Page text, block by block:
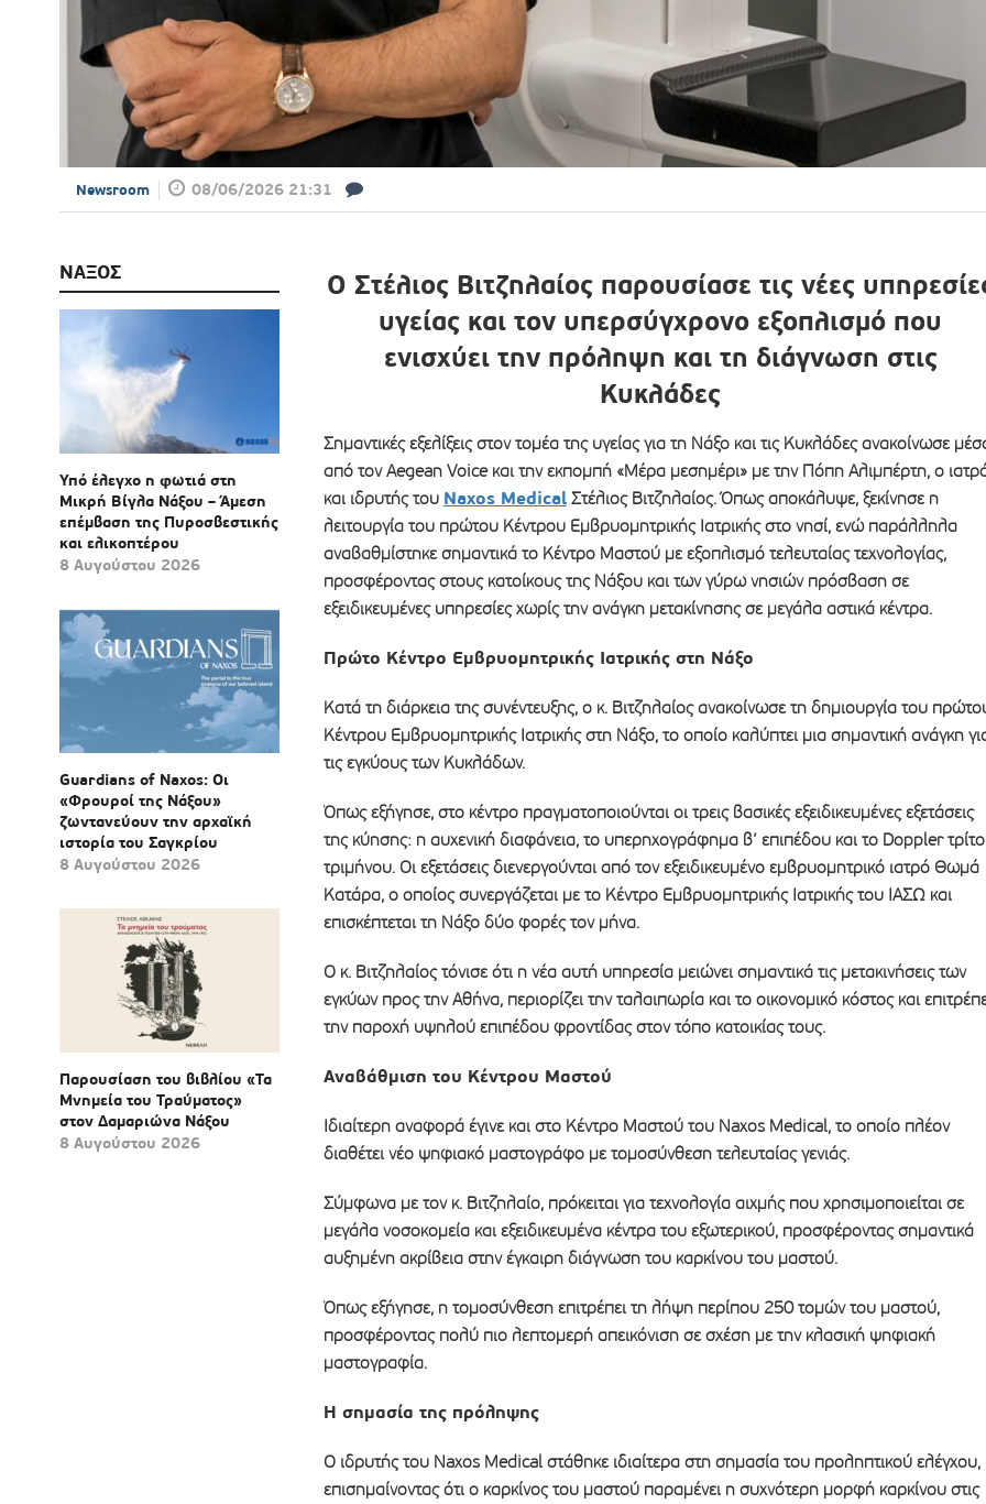
Newsroom 08/06/2026 21:31
ΝΑΞΟΣ
Υπό έλεγχο η φωτιά στη
Μικρή Βίγλα Νάξου – Άμεση
επέμβαση της Πυροσβεστικής
και ελικοπτέρου
8 Αυγούστου 2026
Guardians of Naxos: Οι
«Φρουροί της Νάξου»
ζωντανεύουν την αρχαϊκή
ιστορία του Σαγκρίου
8 Αυγούστου 2026
Παρουσίαση του βιβλίου «Τα
Μνημεία του Τραύματος»
στον Δαμαριώνα Νάξου
8 Αυγούστου 2026
Ο Στέλιος Βιτζηλαίος παρουσίασε τις νέες
υγείας και τον υπερσύγχρονο εξοπλισμό που
ενισχύει την πρόληψη και τη διάγνωση στις
Κυκλάδες
Σημαντικές εξελίξεις στον τομέα της υγείας για τη Νάξο και τις Κυκλάδες ανακοίνωσε
από τον Aegean Voice και την εκπομπή «Μέρα μεσημέρι» με την Πόπη Αλιμπέρτη, ο
και ιδρυτής του Naxos MedicalΣτέλιος Βιτζηλαίος. Όπως αποκάλυψε, ξεκίνησε η
λειτουργία του πρώτου Κέντρου Εμβρυομητρικής Ιατρικής στο νησί, ενώ παράλληλα
αναβαθμίστηκε σημαντικά το Κέντρο Μαστού με εξοπλισμό τελευταίας τεχνολογίας,
προσφέροντας στους κατοίκους της Νάξου και των γύρω νησιών πρόσβαση σε
εξειδικευμένες υπηρεσίες χωρίς την ανάγκη μετακίνησης σε μεγάλα αστικά κέντρα.
Πρώτο Κέντρο Εμβρυομητρικής Ιατρικής στη Νάξο
Κατά τη διάρκεια της συνέντευξης, ο κ. Βιτζηλαίος ανακοίνωσε τη δημιουργία του
Κέντρου Εμβρυομητρικής Ιατρικής στη Νάξο, το οποίο καλύπτει μια σημαντική ανάγκη
τις εγκύους των Κυκλάδων.
Όπως εξήγησε, στο κέντρο πραγματοποιούνται οι τρεις βασικές εξειδικευμένες εξετάσεις
της κύησης: η αυχενική διαφάνεια, το υπερηχογράφημα β’ επιπέδου και το Doppler
τριμήνου. Οι εξετάσεις διενεργούνται από τον εξειδικευμένο εμβρυομητρικό ιατρό Θωμά
Κατάρα, ο οποίος συνεργάζεται με το Κέντρο Εμβρυομητρικής Ιατρικής του ΙΑΣΩ και
επισκέπτεται τη Νάξο δύο φορές τον μήνα.
Ο κ. Βιτζηλαίος τόνισε ότι η νέα αυτή υπηρεσία μειώνει σημαντικά τις μετακινήσεις των
εγκύων προς την Αθήνα, περιορίζει την ταλαιπωρία και το οικονομικό κόστος και
την παροχή υψηλού επιπέδου φροντίδας στον τόπο κατοικίας τους.
Αναβάθμιση του Κέντρου Μαστού
Ιδιαίτερη αναφορά έγινε και στο Κέντρο Μαστού του Naxos Medical, το οποίο πλέον
διαθέτει νέο ψηφιακό μαστογράφο με τομοσύνθεση τελευταίας γενιάς.
Σύμφωνα με τον κ. Βιτζηλαίο, πρόκειται για τεχνολογία αιχμής που χρησιμοποιείται σε
μεγάλα νοσοκομεία και εξειδικευμένα κέντρα του εξωτερικού, προσφέροντας σημαντικά
αυξημένη ακρίβεια στην έγκαιρη διάγνωση του καρκίνου του μαστού.
Όπως εξήγησε, η τομοσύνθεση επιτρέπει τη λήψη περίπου 250 τομών του μαστού,
προσφέροντας πολύ πιο λεπτομερή απεικόνιση σε σχέση με την κλασική ψηφιακή
μαστογραφία.
Η σημασία της πρόληψης
Ο ιδρυτής του Naxos Medical στάθηκε ιδιαίτερα στη σημασία του προληπτικού ελέγχου,
επισημαίνοντας ότι ο καρκίνος του μαστού παραμένει η συχνότερη μορφή καρκίνου στις